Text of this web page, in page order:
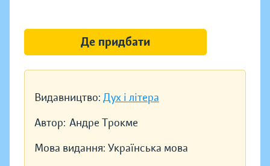
Видавництво: Дух і літера
Автор: Андре Трокме
Мова видання: Українська мова
Де придбати